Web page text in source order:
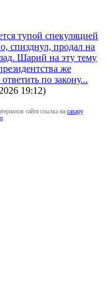
тупой спекуляцией
спизднул, продал на
Шарий на эту тему
же
по закону...
19:12)
сайта ссылка на caxapу